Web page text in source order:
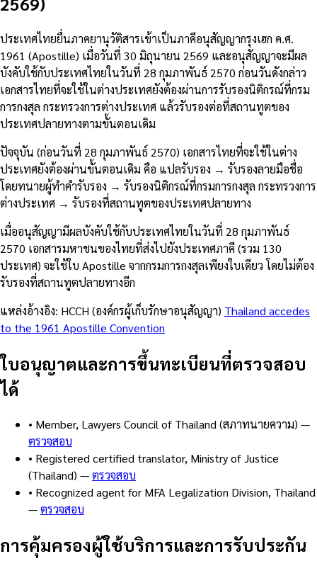
ประเทศไทยยื่นภาคยานุวัติสารเข้าเป็นภาคีอนุสัญญากรุงเฮก ค.ศ.
1961 (Apostille) เมื่อวันที่ 30 มิถุนายน 2569 และอนุสัญญาจะมีผล
บังคับใช้กับประเทศไทยในวันที่ 28 กุมภาพันธ์ 2570 ก่อนวันดังกล่าว
เอกสารไทยที่จะใช้ในต่างประเทศยังต้องผ่านการรับรองนิติกรณ์ที่กรม
การกงสุล กระทรวงการต่างประเทศ แล้วรับรองต่อที่สถานทูตของ
ประเทศปลายทางตามขั้นตอนเดิม
ปัจจุบัน (ก่อนวันที่ 28 กุมภาพันธ์ 2570) เอกสารไทยที่จะใช้ในต่าง
ประเทศยังต้องผ่านขั้นตอนเดิม คือ แปลรับรอง → รับรองลายมือชื่อ
โดยทนายผู้ทำคำรับรอง → รับรองนิติกรณ์ที่กรมการกงสุล กระทรวงการ
ต่างประเทศ → รับรองที่สถานทูตของประเทศปลายทาง
เมื่ออนุสัญญามีผลบังคับใช้กับประเทศไทยในวันที่ 28 กุมภาพันธ์
2570 เอกสารมหาชนของไทยที่ส่งไปยังประเทศภาคี (รวม 130
ประเทศ) จะใช้ใบ Apostille จากกรมการกงสุลเพียงใบเดียว โดยไม่ต้อง
รับรองที่สถานทูตปลายทางอีก
แหล่งอ้างอิง: HCCH (องค์กรผู้เก็บรักษาอนุสัญญา) Thailand accedes
to the 1961 Apostille Convention
ใบอนุญาตและการขึ้นทะเบียนที่ตรวจสอบ
ได้
• Member, Lawyers Council of Thailand (สภาทนายความ) —
ตรวจสอบ
• Registered certified translator, Ministry of Justice
(Thailand) —ตรวจสอบ
• Recognized agent for MFA Legalization Division, Thailand
—ตรวจสอบ
การคุ้มครองผู้ใช้บริการและการรับประกัน